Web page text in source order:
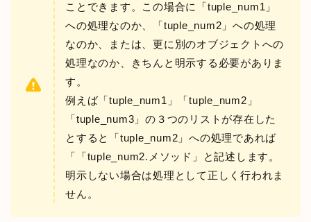
ことできます。この場合に「tuple_num1」
への処理なのか、「tuple_num2」への処理
なのか、または、更に別のオブジェクトへの
処理なのか、きちんと明示する必要がありま
す。
例えば「tuple_num1」「tuple_num2」
「tuple_num3」の３つのリストが存在した
とすると「tuple_num2」への処理であれば
「「tuple_num2.メソッド」と記述します。
明示しない場合は処理として正しく行われま
せん。